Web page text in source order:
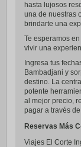
hasta lujosos
una de nuestras
brindarte una
Te esperamos
vivir una
Ingresa tus
Bambadjani y
destino. La
potente
al mejor precio,
pagar a través
Reservas Más
Viajes El Corte